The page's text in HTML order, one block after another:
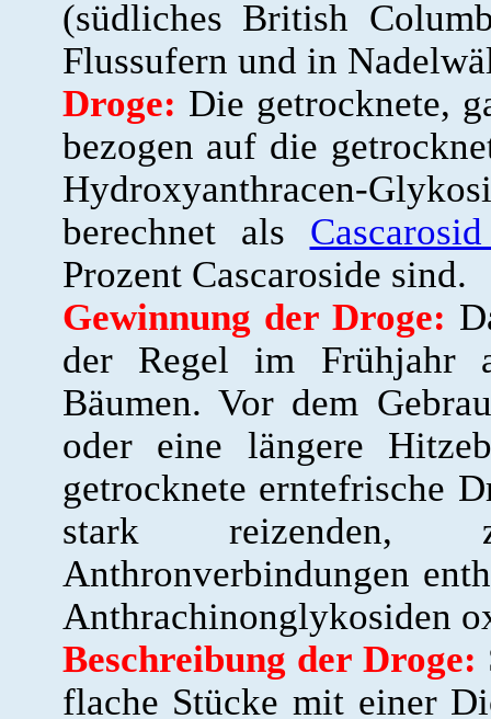
(südliches British
Flussufern und in
Droge: Die getrocknete,
bezogen auf die
Hydroxyanthracen-
berechnet als
Prozent Cascaroside sind.
Gewinnung der Droge:
der Regel im Frühjahr
Bäumen. Vor dem
oder eine längere
getrocknete erntefrische
stark reizenden,
Anthronverbindungen
Anthrachinonglykosiden
Beschreibung der Droge:
flache Stücke mit einer